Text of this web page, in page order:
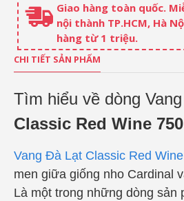
Giao hàng toàn quốc.
nội thành TP.HCM, Hà
hàng từ 1 triệu.
CHI TIẾT SẢN PHẨM
Tìm hiểu về dòng Vang
Classic Red Wine
Vang Đà Lạt Classic Red Wine
men giữa giống nho Cardinal
Là một trong những dòng sản